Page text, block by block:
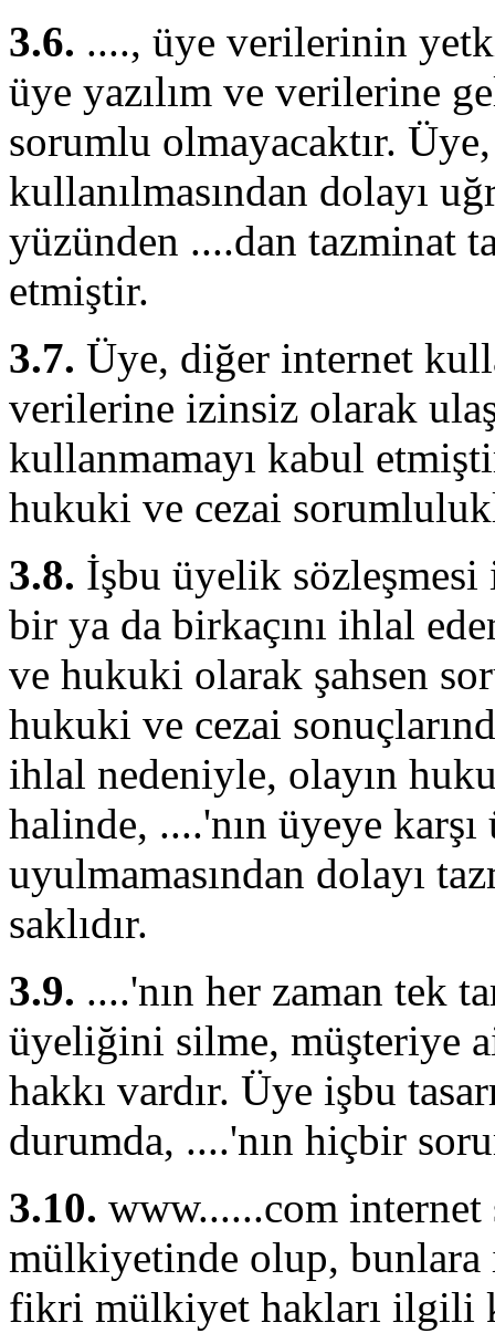
3.6. ...., üye verilerinin
üye yazılım ve verilerine
sorumlu olmayacaktır.
kullanılmasından dolayı
yüzünden ....dan tazminat
etmiştir.
3.7. Üye, diğer internet
verilerine izinsiz olarak
kullanmamayı kabul
hukuki ve cezai
3.8. İşbu üyelik sözleşmesi
bir ya da birkaçını ihlal
ve hukuki olarak şahsen
hukuki ve cezai
ihlal nedeniyle, olayın
halinde, ....'nın üyeye
uyulmamasından dolayı
saklıdır.
3.9. ....'nın her zaman tek
üyeliğini silme, müşteriye
hakkı vardır. Üye işbu
durumda, ....'nın hiçbir
3.10. www......com internet
mülkiyetinde olup,
fikri mülkiyet hakları ilgili